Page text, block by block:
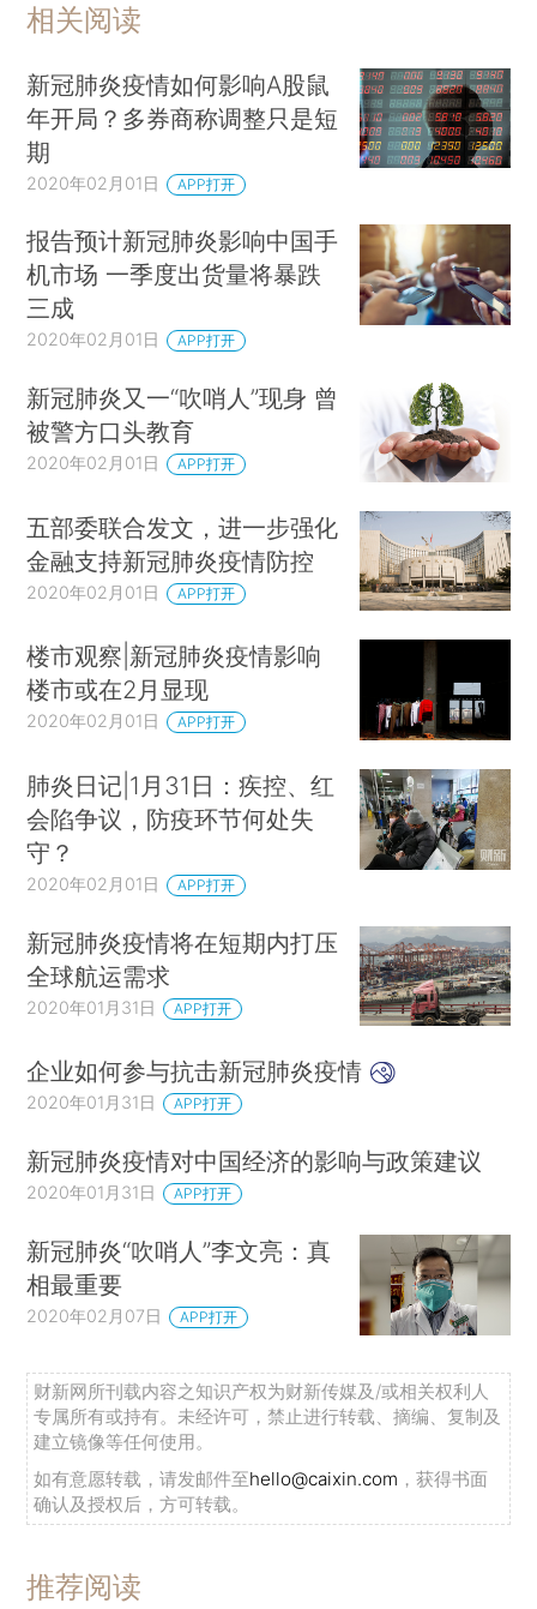
相关阅读
新冠肺炎疫情如何影响A股鼠
年开局？多券商称调整只是短
期
2020年02月01日 APP打开
报告预计新冠肺炎影响中国手
机市场 一季度出货量将暴跌
三成
2020年02月01日 APP打开
新冠肺炎又一“吹哨人”现身 曾
被警方口头教育
2020年02月01日 APP打开
五部委联合发文，进一步强化
金融支持新冠肺炎疫情防控
2020年02月01日 APP打开
楼市观察|新冠肺炎疫情影响
楼市或在2月显现
2020年02月01日 APP打开
肺炎日记|1月31日：疾控、红
会陷争议，防疫环节何处失
守？
2020年02月01日 APP打开
新冠肺炎疫情将在短期内打压
全球航运需求
2020年01月31日 APP打开
企业如何参与抗击新冠肺炎疫情
2020年01月31日 APP打开
新冠肺炎疫情对中国经济的影响与政策建议
2020年01月31日 APP打开
新冠肺炎“吹哨人”李文亮：真
相最重要
2020年02月07日 APP打开
财新网所刊载内容之知识产权为财新传媒及/或相关权利人
专属所有或持有。未经许可，禁止进行转载、摘编、复制及
建立镜像等任何使用。
如有意愿转载，请发邮件至hello@caixin.com ，获得书面
确认及授权后，方可转载。
推荐阅读